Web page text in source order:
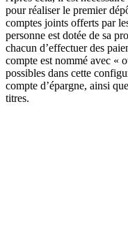
pour réaliser le premier
comptes joints offerts par
personne est dotée de sa
chacun d’effectuer des
compte est nommé avec «
possibles dans cette
compte d’épargne, ainsi
titres.